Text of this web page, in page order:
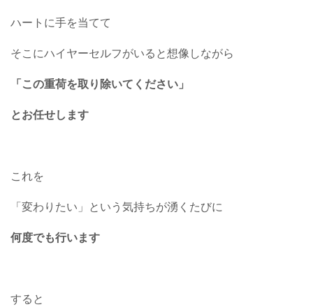
ハートに手を当てて
そこにハイヤーセルフがいると想像しながら
「この重荷を取り除いてください」
とお任せします
これを
「変わりたい」という気持ちが湧くたびに
何度でも行います
すると